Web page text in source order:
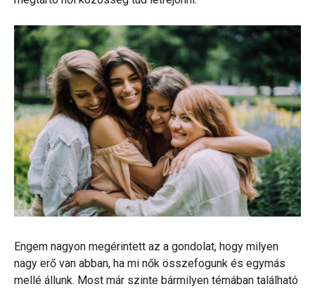
Engem nagyon megérintett az a gondolat, hogy milyen
nagy erő van abban, ha mi nők összefogunk és egymás
mellé állunk. Most már szinte bármilyen témában található